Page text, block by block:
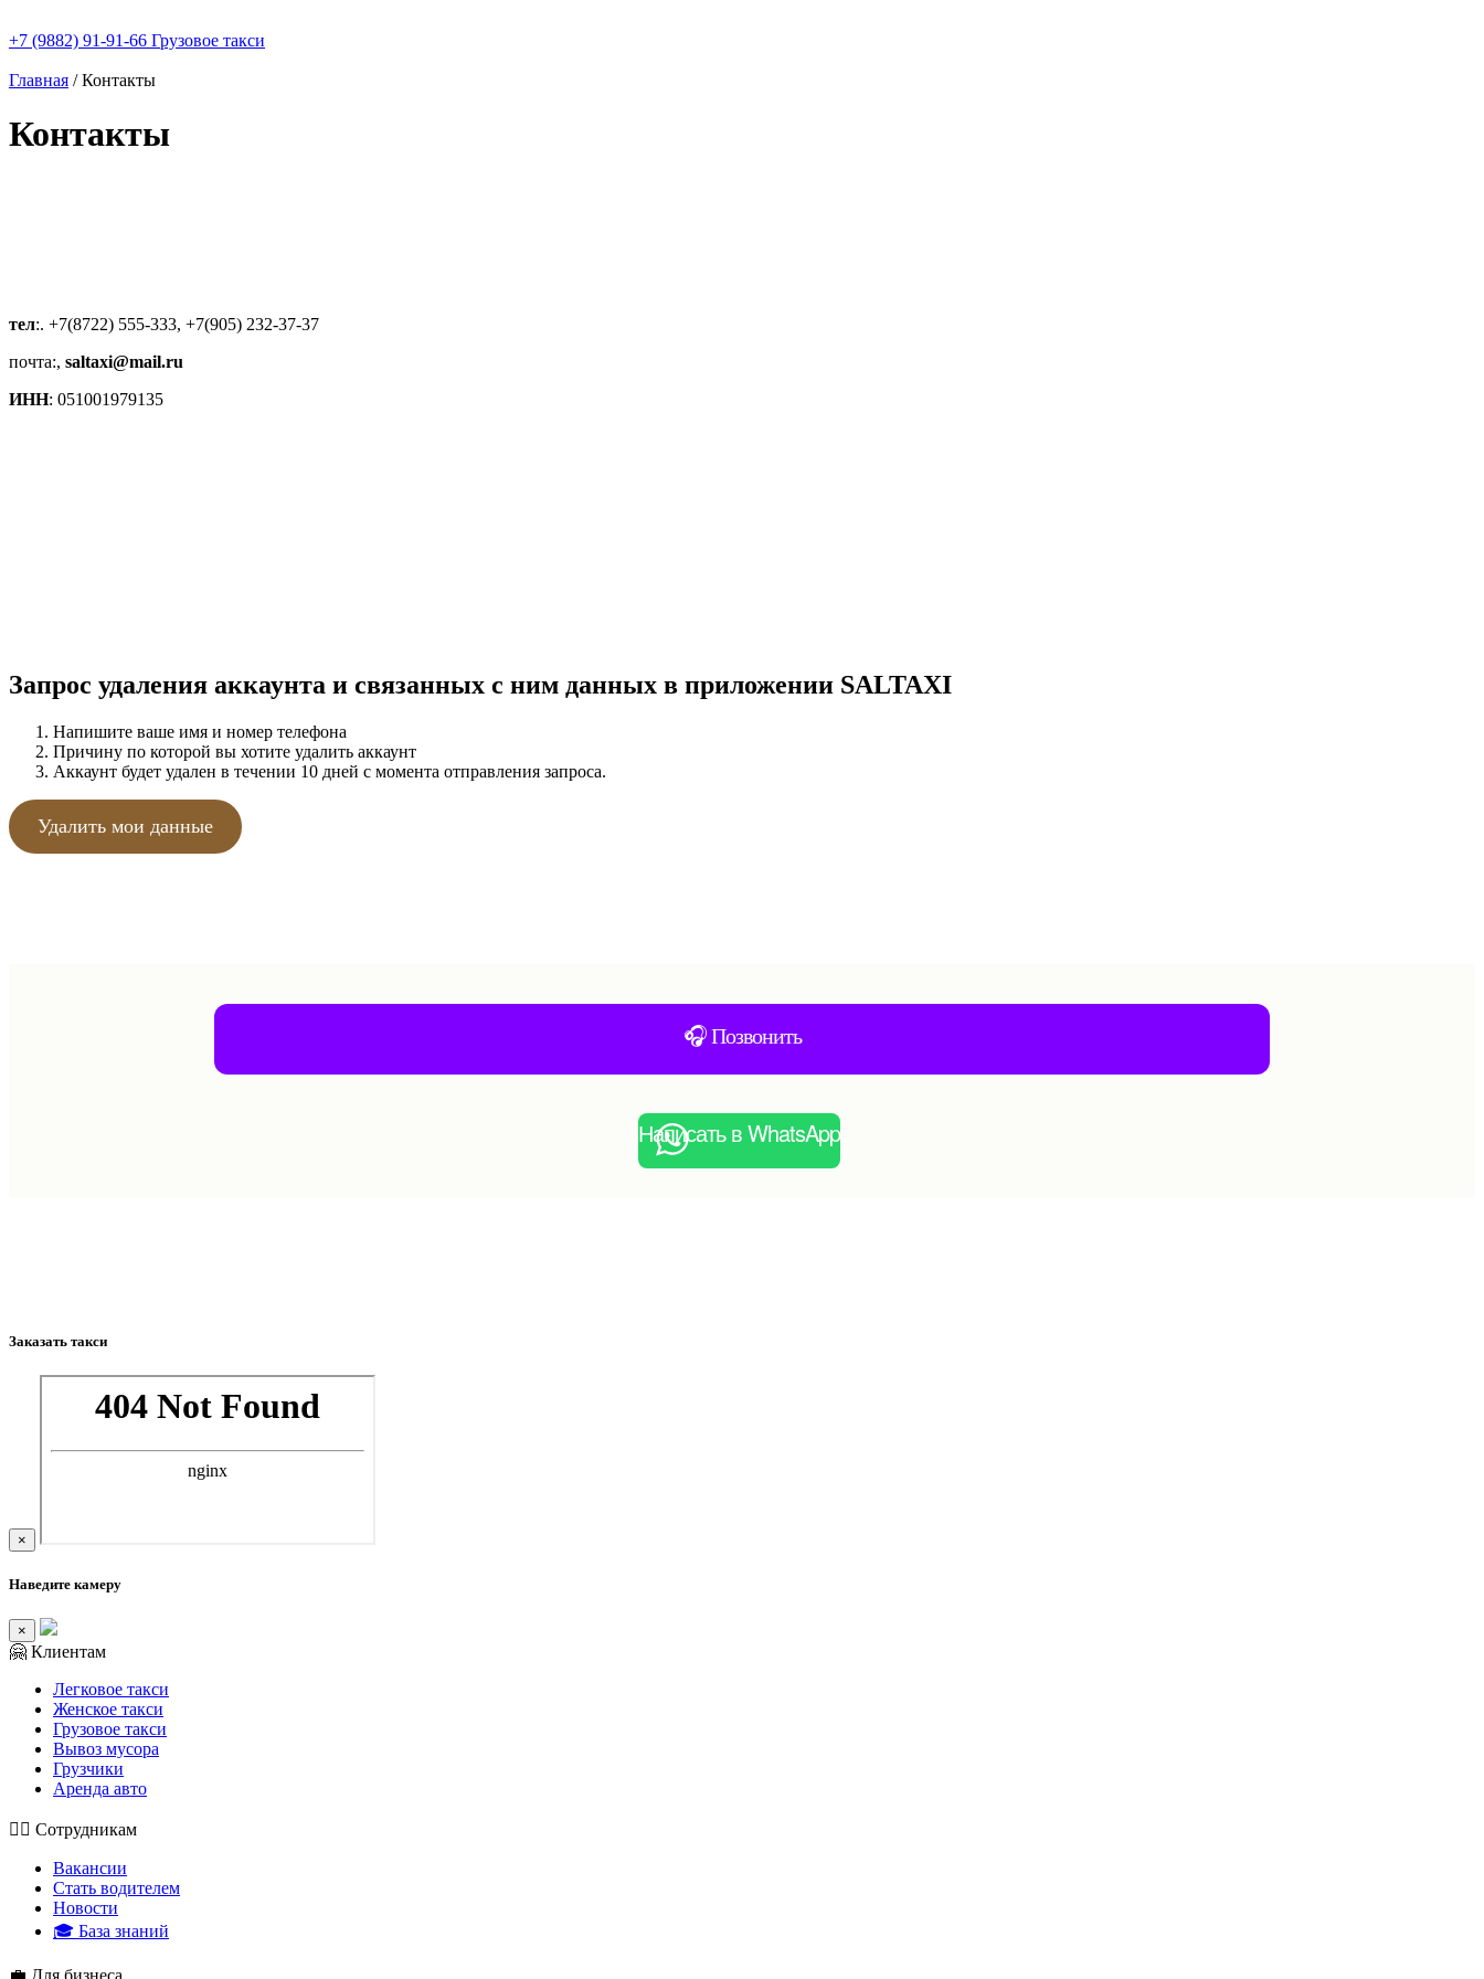
+7 (9882) 91-91-66 Грузовое такси
Главная /Контакты
Контакты
тел:. +7(8722) 555-333, +7(905) 232-37-37
почта:, saltaxi@mail.ru
ИНН: 051001979135
Запрос удаления аккаунта и связанных с ним данных в приложении SALTAXI
Напишите ваше имя и номер телефона
Причину по которой вы хотите удалить аккаунт
Аккаунт будет удален в течении 10 дней с момента отправления запроса.
Удалить мои данные
🎧 Позвонить
Написать в WhatsApp
Заказать такси
×
Наведите камеру
×
🤗 Клиентам
Легковое такси
Женское такси
Грузовое такси
Вывоз мусора
Грузчики
Аренда авто
👮‍♂️ Сотрудникам
Вакансии
Стать водителем
Новости
🎓 База знаний
💼 Для бизнеса